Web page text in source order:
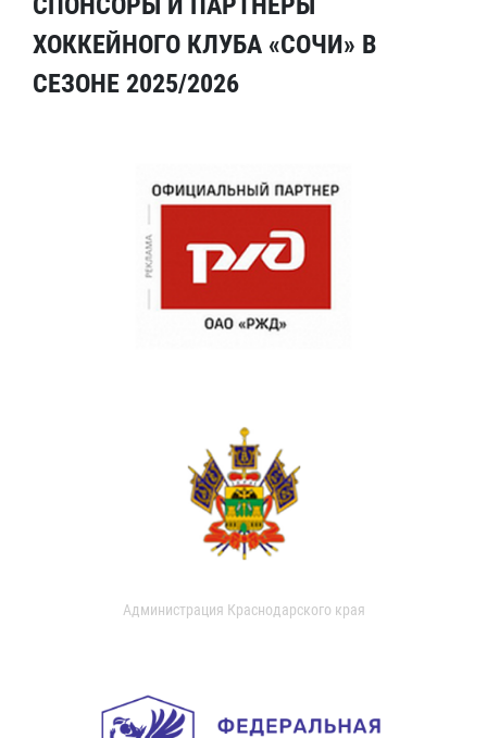
ХОККЕЙНОГО КЛУБА «СОЧИ» В
СЕЗОНЕ 2025/2026
Администрация Краснодарского края